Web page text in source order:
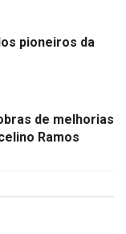
pioneiros da
de melhorias
Ramos